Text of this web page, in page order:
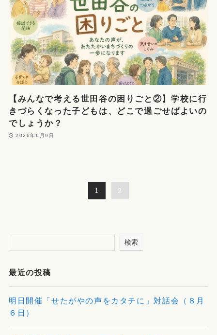
【みんなで考える世田谷の困りごと②】学校に行
きづらくなった子どもは、どこで過ごせばよいの
でしょうか？
2026年6月9日
1 2
検索
最近の投稿
明日開催「せたがやの声をカタチに」対話会（８月
６日）